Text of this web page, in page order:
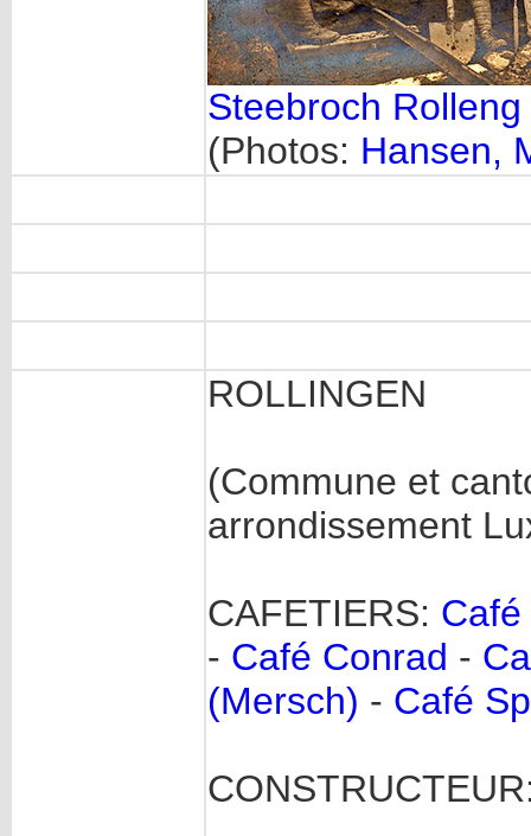
Steebroch
(Photos: Hansen,
ROLLINGEN
(Commune et
arrondissement
CAFETIERS:
- Café Conrad -
(Mersch) - Café